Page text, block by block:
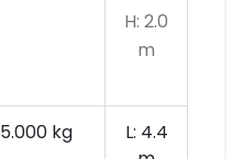
H: 2.0
m
5.000 kg
L: 4.4